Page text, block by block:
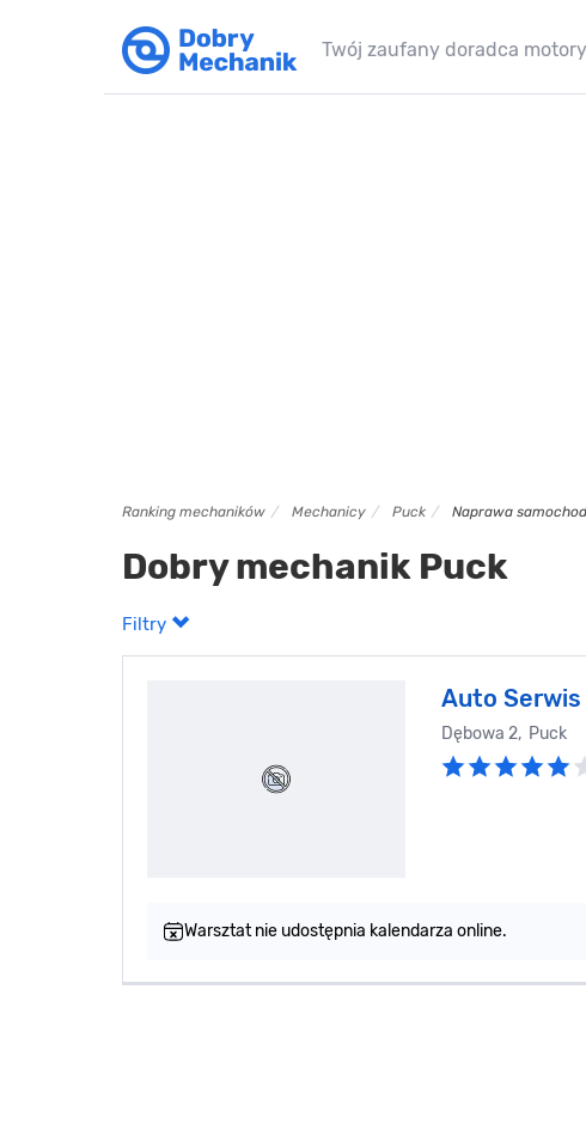
Twój zaufany doradca
Ranking mechaników Mechanicy Puck Naprawa
Dobry mechanik Puck
Filtry
Auto
Dębowa 2, Puck
Warsztat nie udostępnia kalendarza online.